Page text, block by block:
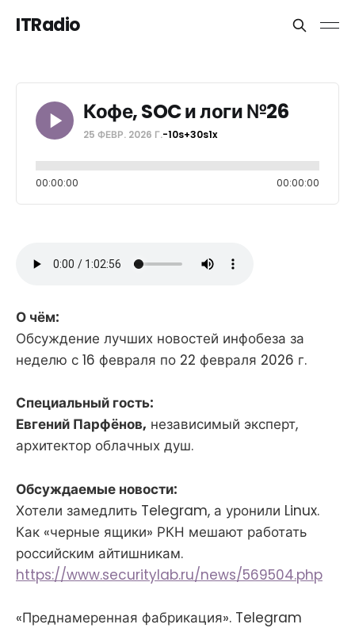
ITRadio
Кофе, SOC и логи №26
25 ФЕВР. 2026 Г.-10s+30s1x
00:00:00 00:00:00
О чём:
Обсуждение лучших новостей инфобеза за
неделю с 16 февраля по 22 февраля 2026 г.
Специальный гость:
Евгений Парфёнов, независимый эксперт,
архитектор облачных душ.
Обсуждаемые новости:
Хотели замедлить Telegram, а уронили Linux.
Как «черные ящики» РКН мешают работать
российским айтишникам.
https://www.securitylab.ru/news/569504.php
«Преднамеренная фабрикация». Telegram